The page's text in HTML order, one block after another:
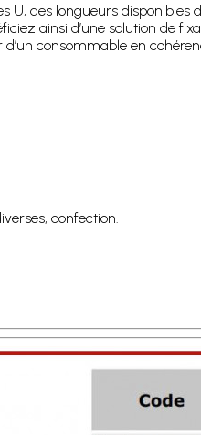
U, des longueurs
ainsi d’une solution de
consommable en
confection.